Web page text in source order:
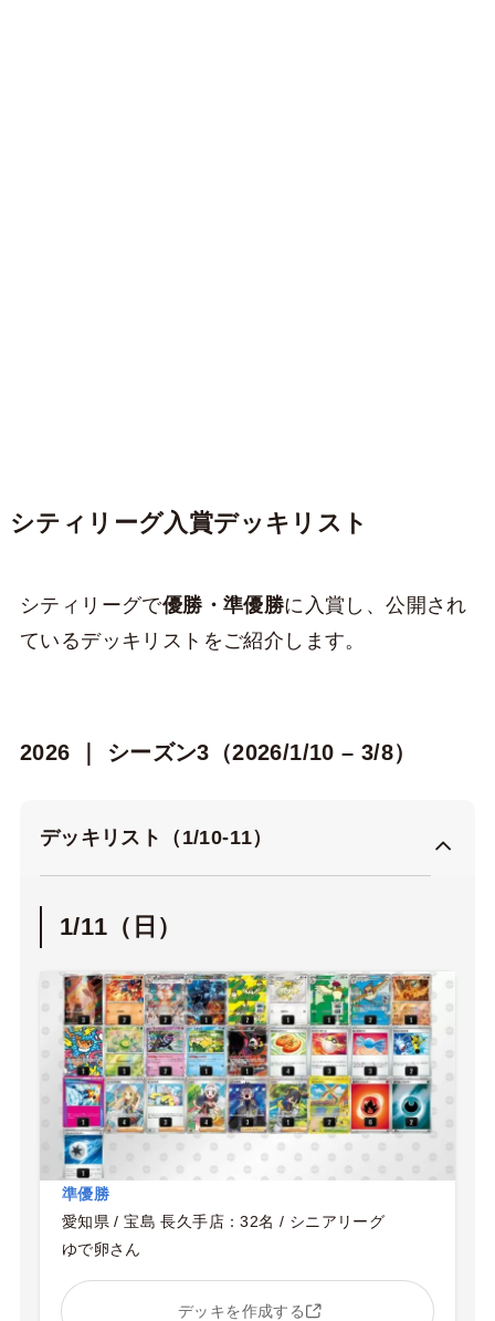
シティリーグ入賞デッキリスト
シティリーグで優勝・準優勝に入賞し、公開され
ているデッキリストをご紹介します。
2026 ｜ シーズン3（2026/1/10 – 3/8）
デッキリスト（1/10-11）
1/11（日）
準優勝
愛知県 / 宝島 長久手店：32名 / シニアリーグ
ゆで卵さん
デッキを作成する